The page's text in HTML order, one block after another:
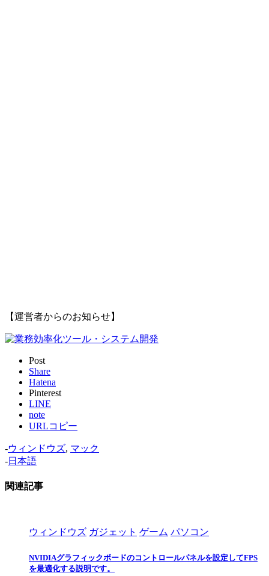
【運営者からのお知らせ】
Post
Share
Hatena
Pinterest
LINE
note
URLコピー
-ウィンドウズ, マック
-日本語
関連記事
ウィンドウズ ガジェット ゲーム パソコン
NVIDIAグラフィックボードのコントロールパネルを設定してFPS
を最適化する説明です。